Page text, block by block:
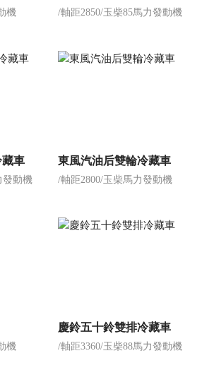
機 /軸距2850/玉柴85馬力發動機
藏車
發動機
東風汽油后雙輪冷藏車
/軸距2800/玉柴馬力發動機
機
慶鈴五十鈴雙排冷藏車
/軸距3360/玉柴88馬力發動機